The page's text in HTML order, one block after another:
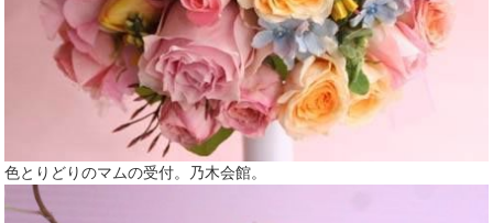
色とりどりのマムの受付。乃木会館。